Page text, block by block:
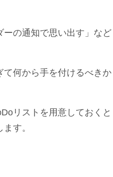
ーの通知で思い出す」など
て何から手を付けるべきか
リストを用意しておくと
す。